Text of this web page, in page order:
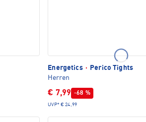
Energetics ·
Perico Tights
Herren
€ 7,99 -68 %
UVP* € 24,99